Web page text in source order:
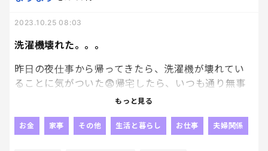
洗濯機壊れた。。。
2023.10.25 08:03
昨日の夜仕事から帰ってきたら、洗濯機が壊れてい
ることに気がついた😨帰宅したら、いつも通り無事
に乾燥まで終わっているであろうと思っていた洗濯物
纏ったままじっと私の帰りを待っていた。
もっと見る
お金 家事 その他 生活と暮らし お仕事 夫婦関係